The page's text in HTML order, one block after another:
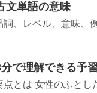
文単語の意味
、レベル、意味、
分で理解できる予
点とは 女性のふと